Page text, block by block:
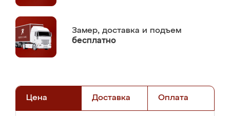
Замер, доставка и подъем
бесплатно
Цена Доставка Оплата